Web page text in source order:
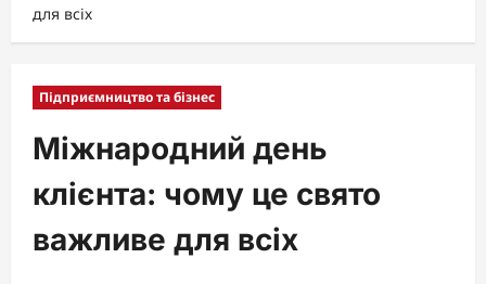
для всіх
Підприємництво та бізнес
Міжнародний день
клієнта: чому це свято
важливе для всіх